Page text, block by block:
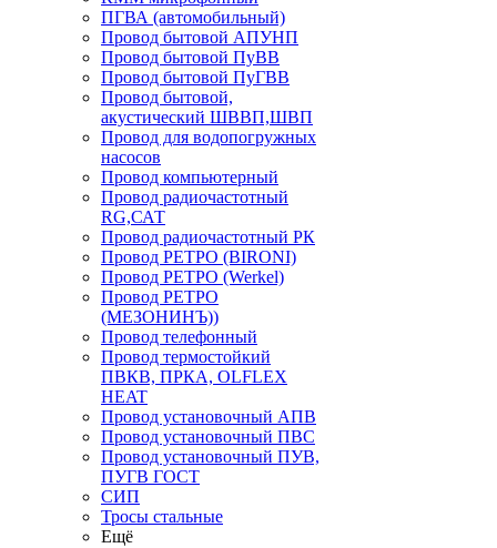
ПГВА (автомобильный)
Провод бытовой АПУНП
Провод бытовой ПуВВ
Провод бытовой ПуГВВ
Провод бытовой,
акустический ШВВП,ШВП
Провод для водопогружных
насосов
Провод компьютерный
Провод радиочастотный
RG,САТ
Провод радиочастотный РК
Провод РЕТРО (BIRONI)
Провод РЕТРО (Werkel)
Провод РЕТРО
(МЕЗОНИНЪ))
Провод телефонный
Провод термостойкий
ПВКВ, ПРКА, OLFLEX
HEAT
Провод установочный АПВ
Провод установочный ПВС
Провод установочный ПУВ,
ПУГВ ГОСТ
СИП
Тросы стальные
Ещё